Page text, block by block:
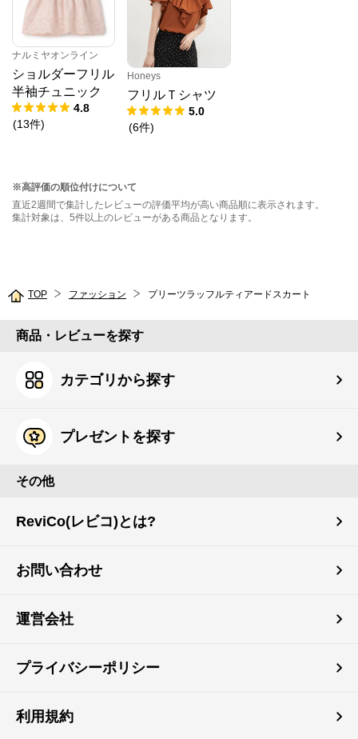
ナルミヤオンライン
ショルダーフリル
半袖チュニック
4.8
(13件)
Honeys
フリルＴシャツ
5.0
(6件)
※高評価の順位付けについて
直近2週間で集計したレビューの評価平均が高い商品順に表示されます。
集計対象は、5件以上のレビューがある商品となります。
TOP ファッション プリーツラッフルティアードスカート
商品・レビューを探す
カテゴリから探す
プレゼントを探す
その他
ReviCo(レビコ)とは?
お問い合わせ
運営会社
プライバシーポリシー
利用規約